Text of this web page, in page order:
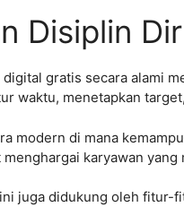
Disiplin
gratis secara alami
waktu, menetapkan
modern di mana
karyawan
juga didukung oleh